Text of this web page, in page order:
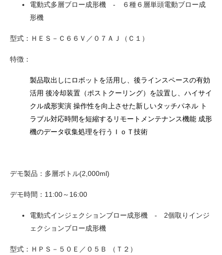
電動式多層ブロー成形機 - ６種６層単頭電動ブロー成
形機
型式：ＨＥＳ－Ｃ６６Ｖ／０７ＡＪ（Ｃ１）
特徴：
製品取出しにロボットを活用し、後ラインスペースの有効
活用 後冷却装置（ポストクーリング）を設置し、ハイサイ
クル成形実演 操作性を向上させた新しいタッチパネル ト
ラブル対応時間を短縮するリモートメンテナンス機能 成形
機のデータ収集処理を行うＩｏＴ技術
デモ製品：多層ボトル(2,000ml)
デモ時間：11:00～16:00
電動式インジェクションブロー成形機 - 2個取りインジ
ェクションブロー成形機
型式：ＨＰＳ－５０Ｅ／０５Ｂ （Ｔ２）